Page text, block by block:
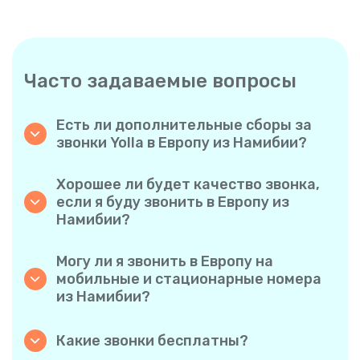
Часто задаваемые вопросы
Есть ли дополнительные сборы за
звонки Yolla в Европу из Намибии?
поминутной оплаты, поэтому вы платите
только за время разговора. Никаких
скрытых комиссий, обязательных
ежемесячных подписок или платы за
Хорошее ли будет качество звонка,
если я буду звонить в Европу из
Намибии?
у вас будет ощущение, что вы
разговариваете с человеком в одном
городе, даже если он находится на другом
Могу ли я звонить в Европу на
мобильные и стационарные номера
из Намибии?
даже многофункциональные, поэтому вы
Какие звонки бесплатны?